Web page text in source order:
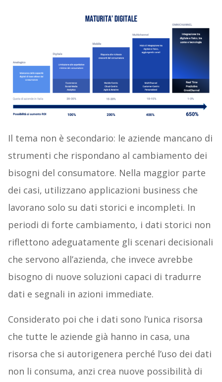
Il tema non è secondario: le aziende mancano di
strumenti che rispondano al cambiamento dei
bisogni del consumatore. Nella maggior parte
dei casi, utilizzano applicazioni business che
lavorano solo su dati storici e incompleti. In
periodi di forte cambiamento, i dati storici non
riflettono adeguatamente gli scenari decisionali
che servono all’azienda, che invece avrebbe
bisogno di nuove soluzioni capaci di tradurre
dati e segnali in azioni immediate.
Considerato poi che i dati sono l’unica risorsa
che tutte le aziende già hanno in casa, una
risorsa che si autorigenera perché l’uso dei dati
non li consuma, anzi crea nuove possibilità di